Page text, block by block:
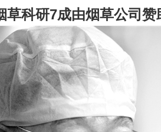
草科研7成由烟草公司赞